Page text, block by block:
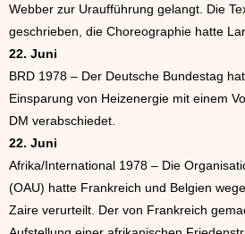
Webber zur Uraufführung gelangt. Die
geschrieben, die Choreographie hatte
22. Juni
BRD 1978 – Der Deutsche Bundestag
Einsparung von Heizenergie mit einem
DM verabschiedet.
22. Juni
Afrika/International 1978 – Die
(OAU) hatte Frankreich und Belgien
Zaire verurteilt. Der von Frankreich